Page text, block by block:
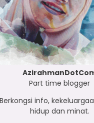
Part time blogger
Berkongsi info,
hidup dan minat.